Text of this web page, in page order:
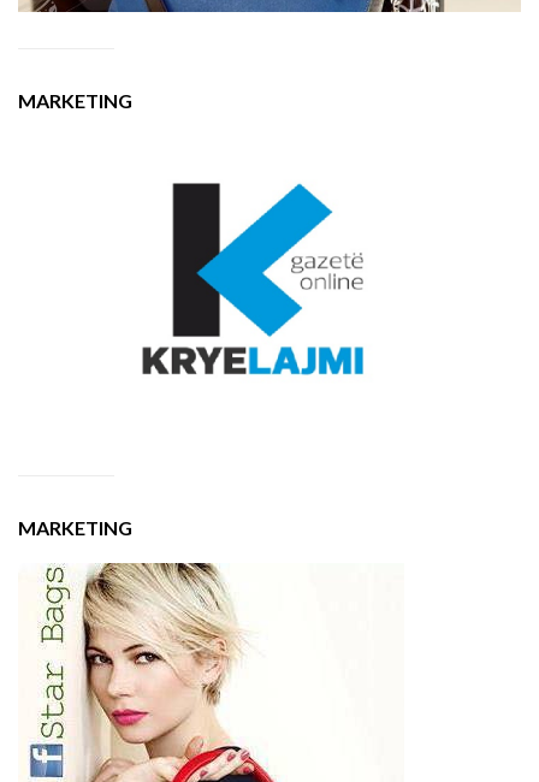
MARKETING
MARKETING